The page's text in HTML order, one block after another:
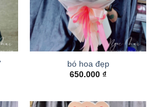
bó hoa đẹp
650.000 ₫